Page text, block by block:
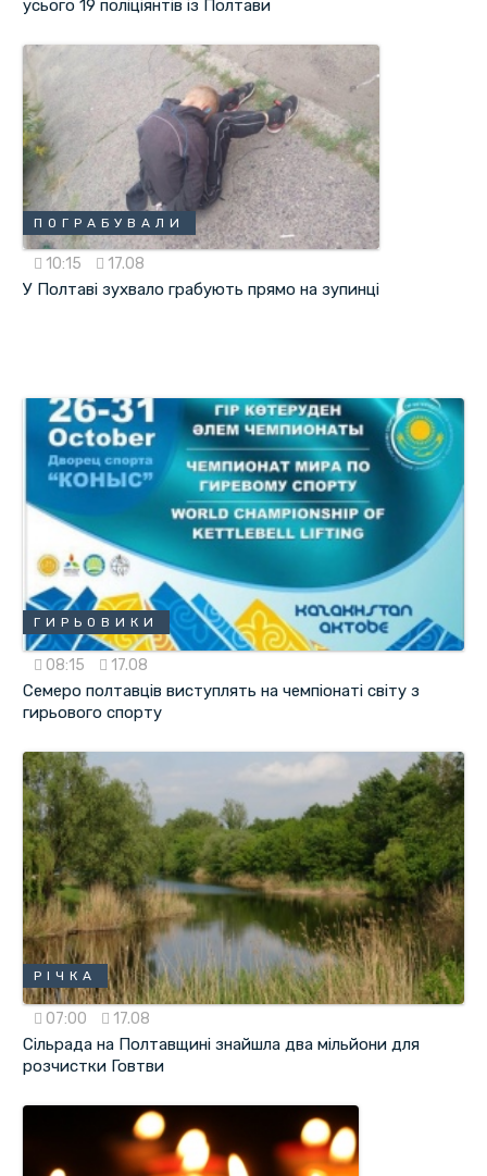
усього 19 поліціянтів із Полтави
ПОГРАБУВАЛИ
10:15 17.08
У Полтаві зухвало грабують прямо на зупинці
ГИРЬОВИКИ
08:15 17.08
Семеро полтавців виступлять на чемпіонаті світу з
гирьового спорту
РІЧКА
07:00 17.08
Сільрада на Полтавщині знайшла два мільйони для
розчистки Говтви